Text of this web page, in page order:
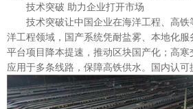
技术突破 助力企业打开市场
技术突破让中国企业在海洋工程、高
洋工程领域，国产系统凭耐盐雾、本地化
平台项目降本提速，推动区块国产化；高
应用于多条线路，保障高铁供水。国内认可